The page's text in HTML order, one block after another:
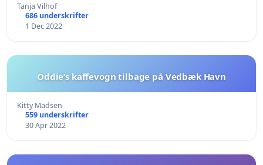
Tanja Vilhof
686 underskrifter
1 Dec 2022
Oddie’s kaffevogn tilbage på Vedbæk Havn
Kitty Madsen
559 underskrifter
30 Apr 2022